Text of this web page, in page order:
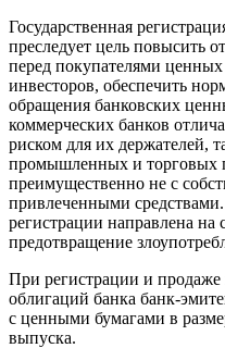
Государственная
преследует цель повысить
перед покупателями
инвесторов, обеспечить
обращения банковских
коммерческих банков
риском для их держателей,
промышленных и торговых
преимущественно не с
привлеченными
регистрации направлена
предотвращение
При регистрации и
облигаций банка банк-
с ценными бумагами в
выпуска.